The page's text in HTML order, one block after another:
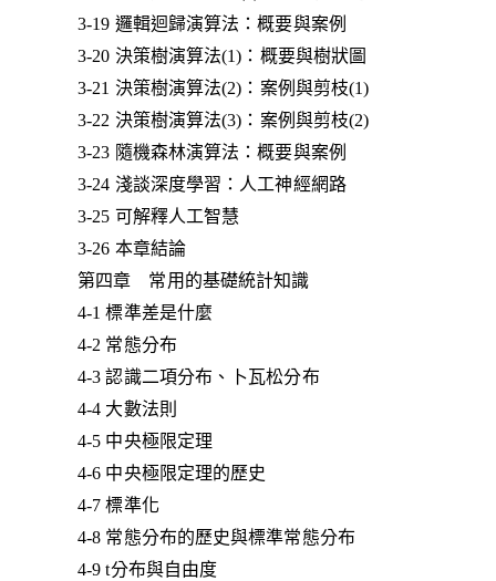
3-19 邏輯迴歸演算法：概要與案例
3-20 決策樹演算法(1)：概要與樹狀圖
3-21 決策樹演算法(2)：案例與剪枝(1)
3-22 決策樹演算法(3)：案例與剪枝(2)
3-23 隨機森林演算法：概要與案例
3-24 淺談深度學習：人工神經網路
3-25 可解釋人工智慧
3-26 本章結論
第四章 常用的基礎統計知識
4-1 標準差是什麼
4-2 常態分布
4-3 認識二項分布、卜瓦松分布
4-4 大數法則
4-5 中央極限定理
4-6 中央極限定理的歷史
4-7 標準化
4-8 常態分布的歷史與標準常態分布
4-9 t分布與自由度